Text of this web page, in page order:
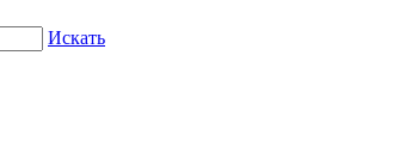
Искать